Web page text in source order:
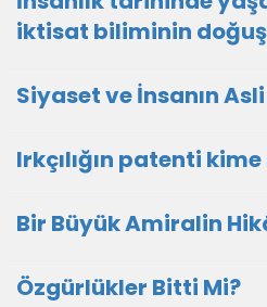
iktisat biliminin
Siyaset ve İnsanın
Irkçılığın patenti
Bir Büyük Amiralin
Özgürlükler Bitti Mi?